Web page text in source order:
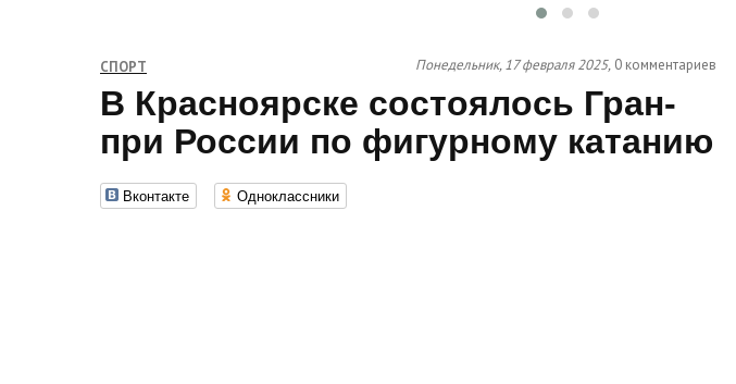
СПОРТ Понедельник, 17 февраля 2025, 0 комментариев
В Красноярске состоялось Гран-
при России по фигурному катанию
Вконтакте Одноклассники